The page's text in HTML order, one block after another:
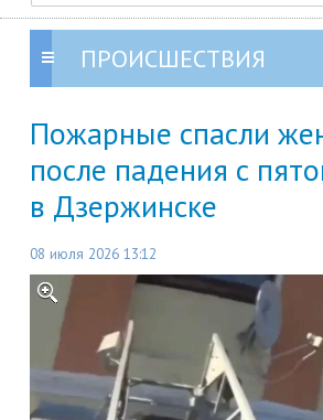
ПРОИСШЕСТВИЯ
Пожарные спасли
после падения с
в Дзержинске
08 июля 2026 13:12